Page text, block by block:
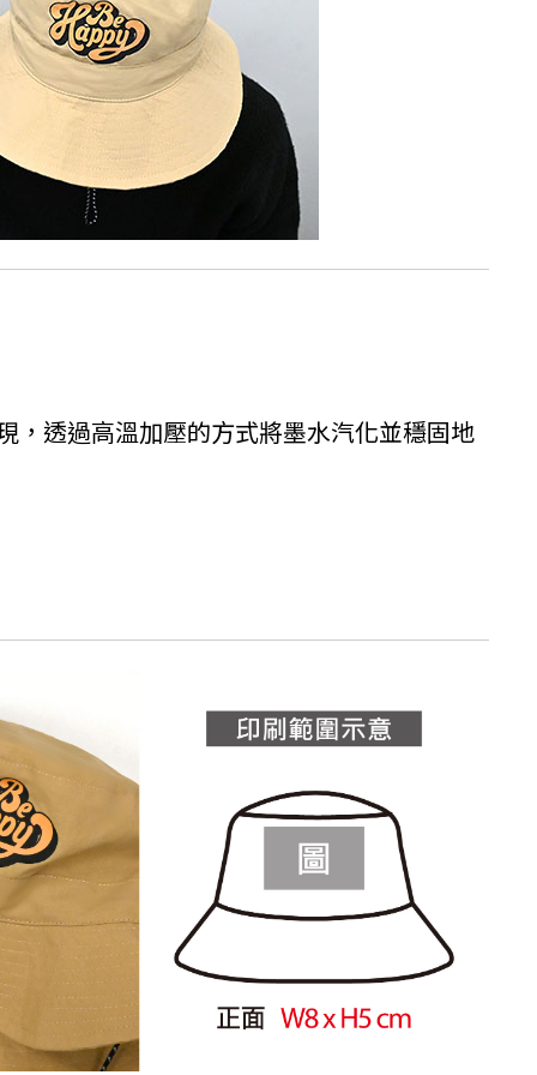
，透過高溫加壓的方式將墨水汽化並穩固地